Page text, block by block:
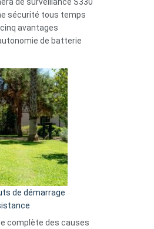
de surveillance S330
sécurité tous temps
avantages
de batterie
de démarrage
complète des causes